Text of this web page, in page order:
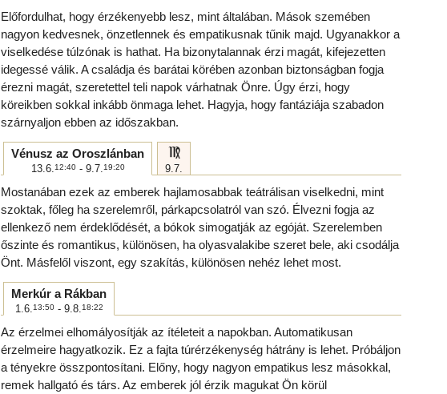
Előfordulhat, hogy érzékenyebb lesz, mint általában. Mások szemében
nagyon kedvesnek, önzetlennek és empatikusnak tűnik majd. Ugyanakkor a
viselkedése túlzónak is hathat. Ha bizonytalannak érzi magát, kifejezetten
idegessé válik. A családja és barátai körében azonban biztonságban fogja
érezni magát, szeretettel teli napok várhatnak Önre. Úgy érzi, hogy
köreikben sokkal inkább önmaga lehet. Hagyja, hogy fantáziája szabadon
szárnyaljon ebben az időszakban.
Vénusz az Oroszlánban
13.6. 12:40- 9.7. 19:20
f
9.7.
Mostanában ezek az emberek hajlamosabbak teátrálisan viselkedni, mint
szoktak, főleg ha szerelemről, párkapcsolatról van szó. Élvezni fogja az
ellenkező nem érdeklődését, a bókok simogatják az egóját. Szerelemben
őszinte és romantikus, különösen, ha olyasvalakibe szeret bele, aki csodálja
Önt. Másfelől viszont, egy szakítás, különösen nehéz lehet most.
Merkúr a Rákban
1.6. 13:50- 9.8. 18:22
Az érzelmei elhomályosítják az ítéleteit a napokban. Automatikusan
érzelmeire hagyatkozik. Ez a fajta túrérzékenység hátrány is lehet. Próbáljon
a tényekre összpontosítani. Előny, hogy nagyon empatikus lesz másokkal,
remek hallgató és társ. Az emberek jól érzik magukat Ön körül